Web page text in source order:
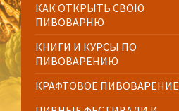
КАК ОТКРЫТЬ СВОЮ
ПИВОВАРНЮ
КНИГИ И КУРСЫ ПО
ПИВОВАРЕНИЮ
КРАФТОВОЕ ПИВОВАРЕНИЕ